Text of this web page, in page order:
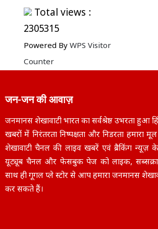
Total views :
2305315
Powered By WPS Visitor
Counter
जन-जन की आवाज़
जनमानस शेखावाटी भारत का सर्वश्रेष्ठ उभरता हुआ
खबरों में निरंतरता निष्पक्षता और निडरता हमारा
शेखावाटी चैनल की लाइव खबरें एवं ब्रैकिंग न्यूज़
यूट्यूब चैनल और फेसबुक पेज को लाइक,
साथ ही गूगल प्ले स्टोर से आप हमारा जनमानस
कर सकते हैं।